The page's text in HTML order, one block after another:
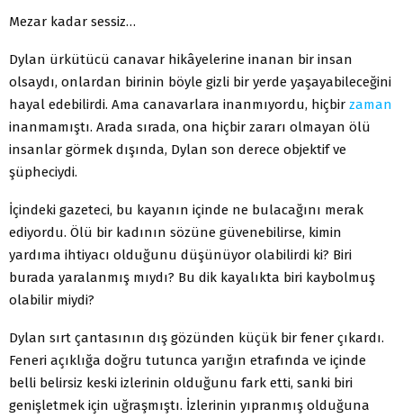
Mezar kadar sessiz…
Dylan ürkütücü canavar hikâyelerine inanan bir insan
olsaydı, onlardan birinin böyle gizli bir yerde yaşayabileceğini
hayal edebilirdi. Ama canavarlara inanmıyordu, hiçbir zaman
inanmamıştı. Arada sırada, ona hiçbir zararı olmayan ölü
insanlar görmek dışında, Dylan son derece objektif ve
şüpheciydi.
İçindeki gazeteci, bu kayanın içinde ne bulacağını merak
ediyordu. Ölü bir kadının sözüne güvenebilirse, kimin
yardıma ihtiyacı olduğunu düşünüyor olabilirdi ki? Biri
burada yaralanmış mıydı? Bu dik kayalıkta biri kaybolmuş
olabilir miydi?
Dylan sırt çantasının dış gözünden küçük bir fener çıkardı.
Feneri açıklığa doğru tutunca yarığın etrafında ve içinde
belli belirsiz keski izlerinin olduğunu fark etti, sanki biri
genişletmek için uğraşmıştı. İzlerinin yıpranmış olduğuna